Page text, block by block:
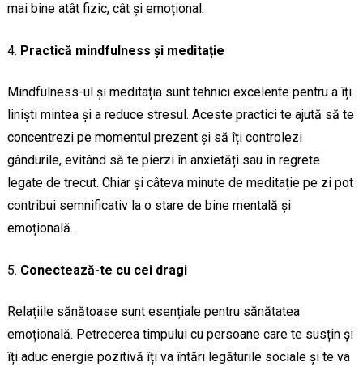
mai bine atât fizic, cât și emoțional.
Practică mindfulness și meditație
Mindfulness-ul și meditația sunt tehnici excelente pentru a îți
liniști mintea și a reduce stresul. Aceste practici te ajută să te
concentrezi pe momentul prezent și să îți controlezi
gândurile, evitând să te pierzi în anxietăți sau în regrete
legate de trecut. Chiar și câteva minute de meditație pe zi pot
contribui semnificativ la o stare de bine mentală și
emoțională.
Conectează-te cu cei dragi
Relațiile sănătoase sunt esențiale pentru sănătatea
emoțională. Petrecerea timpului cu persoane care te susțin și
îți aduc energie pozitivă îți va întări legăturile sociale și te va